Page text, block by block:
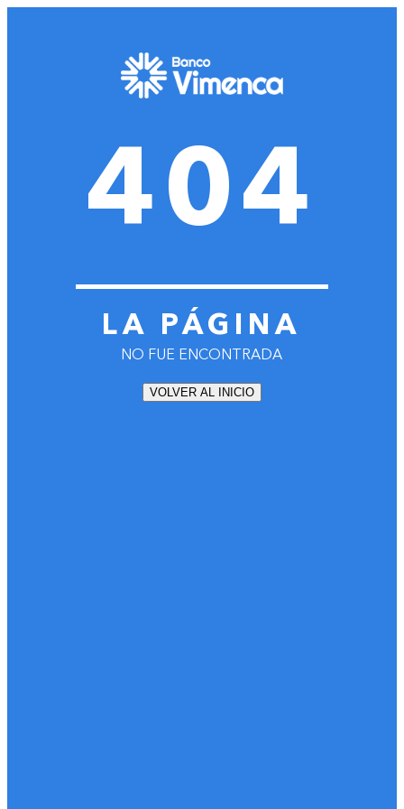
404
LA PÁGINA
NO FUE ENCONTRADA
VOLVER AL INICIO